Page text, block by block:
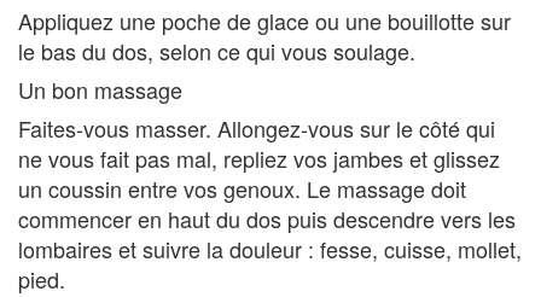
Appliquez une poche de glace ou une bouillotte sur
le bas du dos, selon ce qui vous soulage.
Un bon massage
Faites-vous masser. Allongez-vous sur le côté qui
ne vous fait pas mal, repliez vos jambes et glissez
un coussin entre vos genoux. Le massage doit
commencer en haut du dos puis descendre vers les
lombaires et suivre la douleur : fesse, cuisse, mollet,
pied.